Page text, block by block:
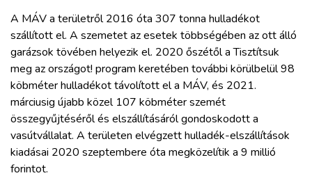
A MÁV a területről 2016 óta 307 tonna hulladékot
szállított el. A szemetet az esetek többségében az ott álló
garázsok tövében helyezik el. 2020 őszétől a Tisztítsuk
meg az országot! program keretében további körülbelül 98
köbméter hulladékot távolított el a MÁV, és 2021.
márciusig újabb közel 107 köbméter szemét
összegyűjtéséről és elszállításáról gondoskodott a
vasútvállalat. A területen elvégzett hulladék-elszállítások
kiadásai 2020 szeptembere óta megközelítik a 9 millió
forintot.